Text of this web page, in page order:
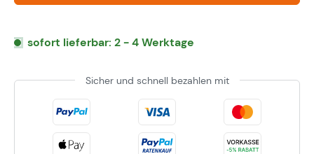
sofort lieferbar: 2 - 4 Werktage
Sicher und schnell bezahlen mit